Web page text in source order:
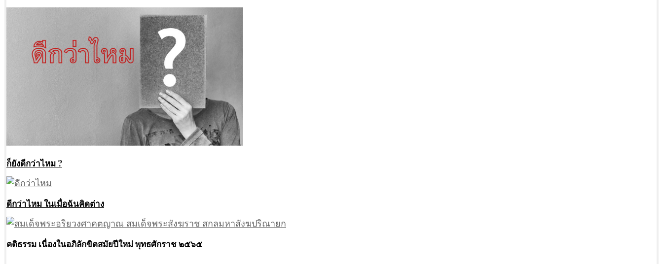
ก็ยังดีกว่าไหม ?
ดีกว่าไหม ในเมื่อฉันคิดต่าง
คติธรรม เนื่องในอภิลักขิตสมัยปีใหม่ พุทธศักราช ๒๕๖๕